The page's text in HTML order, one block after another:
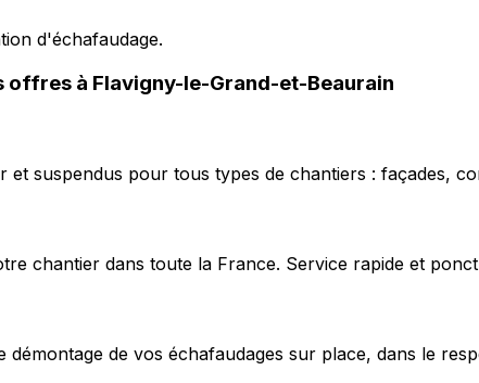
d'échafaudage.
offres à Flavigny-le-Grand-et-Beaurain
suspendus pour tous types de chantiers : façades,
chantier dans toute la France. Service rapide et
de vos échafaudages sur place, dans le